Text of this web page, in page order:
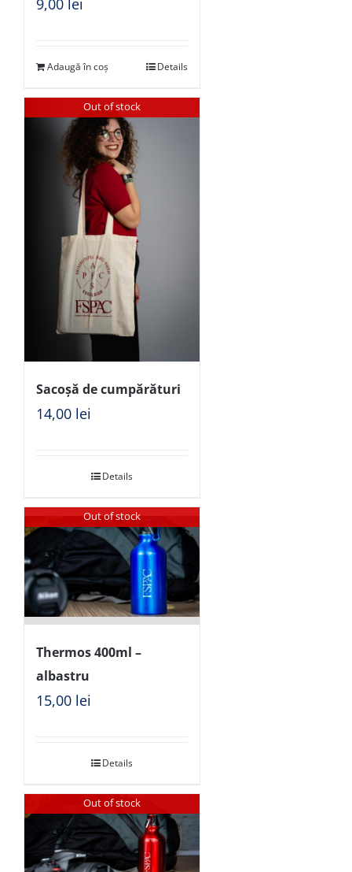
9,00 lei
Adaugă în coș Details
Out of stock
Sacoșă de cumpărături
14,00 lei
Details
Out of stock
Thermos 400ml –
albastru
15,00 lei
Details
Out of stock